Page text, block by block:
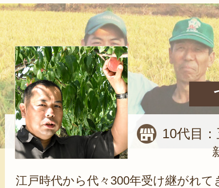
10代目
江戸時代から代々300年受け継がれて